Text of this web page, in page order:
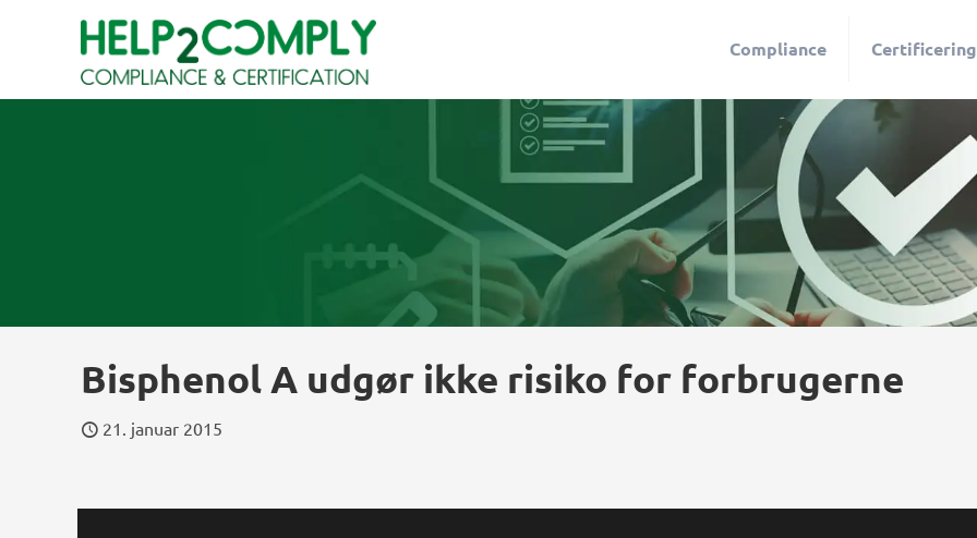
Compliance Certificering
Bisphenol A udgør ikke risiko for forbrugerne
21. januar 2015